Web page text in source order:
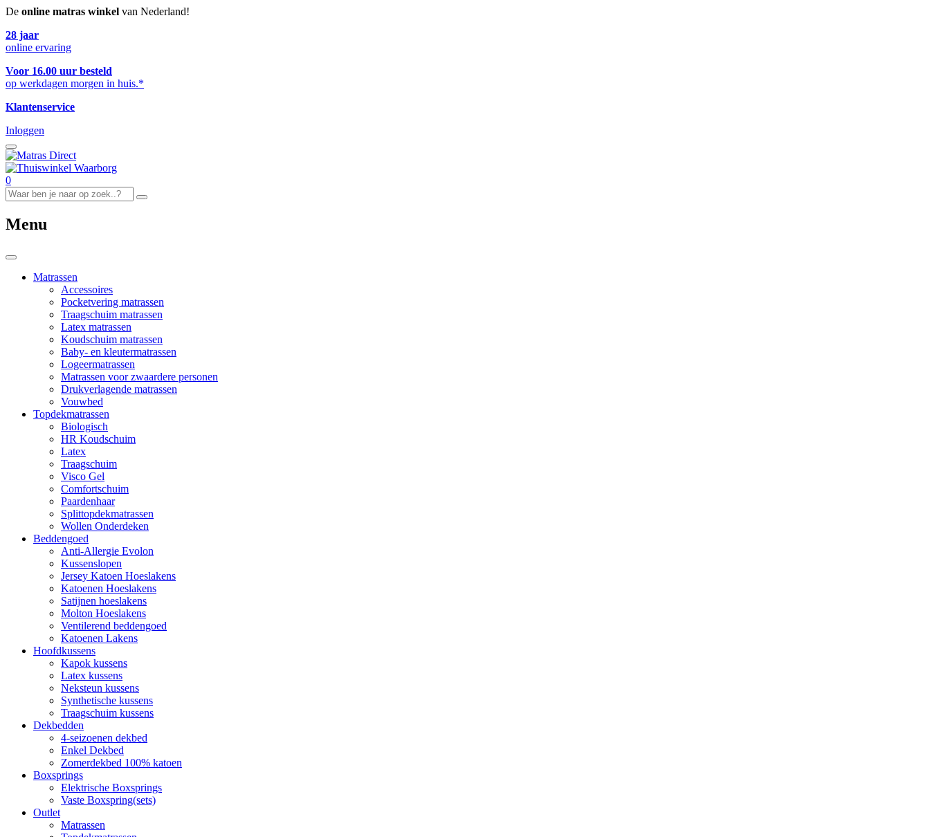
De online matras winkel van Nederland!
28 jaar
online ervaring
Voor 16.00 uur besteld
op werkdagen morgen in huis.*
Klantenservice
Inloggen
0
Menu
Matrassen
Accessoires
Pocketvering matrassen
Traagschuim matrassen
Latex matrassen
Koudschuim matrassen
Baby- en kleutermatrassen
Logeermatrassen
Matrassen voor zwaardere personen
Drukverlagende matrassen
Vouwbed
Topdekmatrassen
Biologisch
HR Koudschuim
Latex
Traagschuim
Visco Gel
Comfortschuim
Paardenhaar
Splittopdekmatrassen
Wollen Onderdeken
Beddengoed
Anti-Allergie Evolon
Kussenslopen
Jersey Katoen Hoeslakens
Katoenen Hoeslakens
Satijnen hoeslakens
Molton Hoeslakens
Ventilerend beddengoed
Katoenen Lakens
Hoofdkussens
Kapok kussens
Latex kussens
Neksteun kussens
Synthetische kussens
Traagschuim kussens
Dekbedden
4-seizoenen dekbed
Enkel Dekbed
Zomerdekbed 100% katoen
Boxsprings
Elektrische Boxsprings
Vaste Boxspring(sets)
Outlet
Matrassen